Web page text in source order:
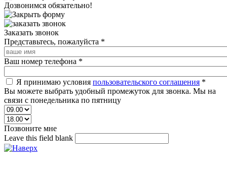
Дозвонимся обязательно!
Заказать звонок
Представьтесь, пожалуйста *
Ваш номер телефона *
Я принимаю условия пользовательского соглашения *
Вы можете выбрать удобный промежуток для звонка. Мы на
связи с понедельника по пятницу
Позвоните мне
Leave this field blank